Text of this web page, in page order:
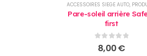
ACCESSOIRES SIEGE AUTO,
Pare-soleil arrière
first
0sur 5
8,00€